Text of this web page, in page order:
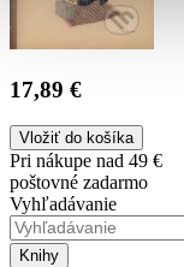
17,89 €
Vložiť do košíka
Pri nákupe nad 49 €
poštovné zadarmo
Vyhľadávanie
Knihy